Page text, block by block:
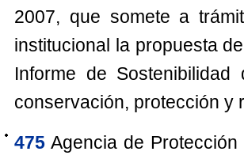
2007, que somete a
institucional la propuesta
Informe de
conservación, protección y
475 Agencia de